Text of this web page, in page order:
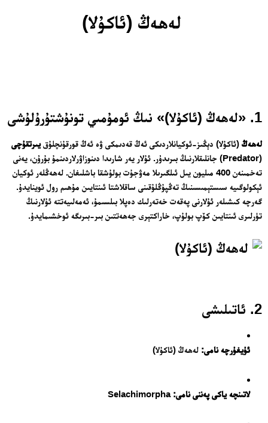
لەھەڭ (ئاكۇلا)
1. «لەھەڭ (ئاكۇلا)» نىڭ ئومۇمىي تونۇشتۇرۇلۇشى
لەھەڭ (ئاكۇلا) دېڭىز-ئوكيانلاردىكى ئەڭ قەدىمكى ۋە ئەڭ قورقۇنچلۇقيىرتقۇچى
(Predator) جانلىقلارنىڭ بىرىدۇر. ئۇلار يەر شارىدا دىنوزاۋرلاردىنمۇ بۇرۇن، يەنى
تەخمىنەن 400 مىليون يىل ئىلگىرىلا مەۋجۇت بولۇشقا باشلىغان. لەھەڭلەر ئوكيان
ئېكولوگىيە سىستېمىسىنىڭ تەڭپۇڭلۇقىنى ساقلاشتا ئىنتايىن مۇھىم رول ئوينايدۇ.
گەرچە كىشىلەر ئۇلارنى پەقەت خەتەرلىك دەپلا بىلسىمۇ، ئەمەلىيەتتە ئۇلارنىڭ
تۈرلىرى ئىنتايىن كۆپ بولۇپ، خاراكتېرى جەھەتتىن بىر-بىرىگە ئوخشىمايدۇ.
2. ئاتىلىشى
ئۇيغۇرچە نامى: لەھەڭ (ئاكۇلا)
لاتىنچە ياكى پەننى نامى: Selachimorpha